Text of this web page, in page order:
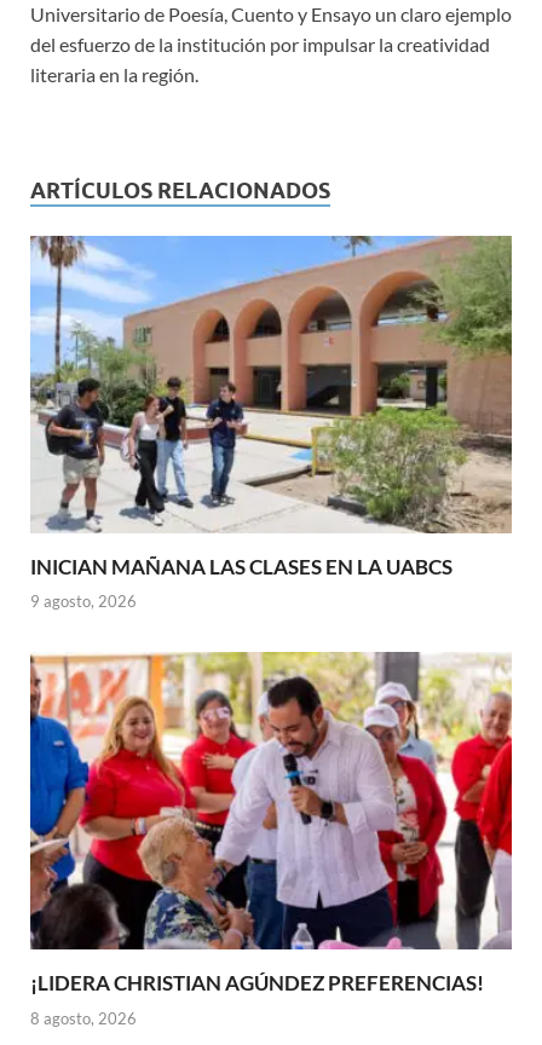
Universitario de Poesía, Cuento y Ensayo un claro ejemplo
del esfuerzo de la institución por impulsar la creatividad
literaria en la región.
ARTÍCULOS RELACIONADOS
INICIAN MAÑANA LAS CLASES EN LA UABCS
9 agosto, 2026
¡LIDERA CHRISTIAN AGÚNDEZ PREFERENCIAS!
8 agosto, 2026